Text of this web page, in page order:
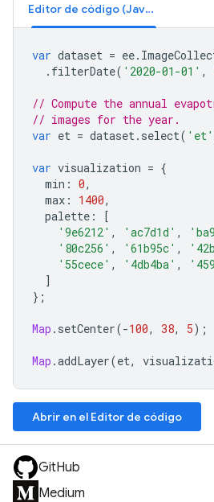
Editor de código (JavaScript)
var dataset = ee.
. filterDate( '2020-01-01' ,
// Compute the annual
// images for the year.
var et = dataset . select( 'et'
var visualization = {
min : 0,
max : 1400,
palette :
[
'9e6212' , 'ac7d1d' ,
'80c256' , '61b95c' ,
'55cece' , '4db4ba' ,
]
};
Map . setCenter(-100, 38, 5);
Map .addLayer(et,
Abrir en el Editor de código
GitHub
Medium